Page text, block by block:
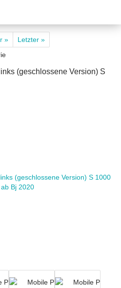
»
Letzter »
(geschlossene Version) S